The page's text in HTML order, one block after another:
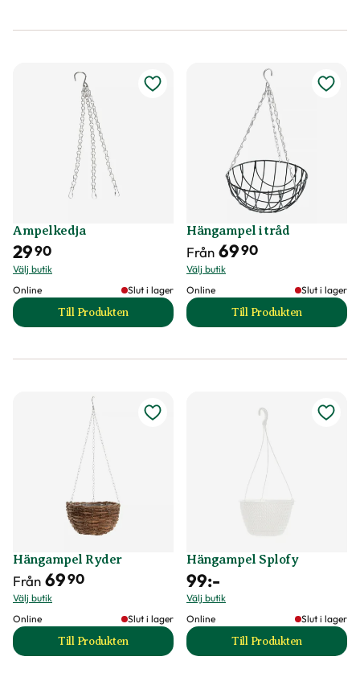
Ampelkedja
2990
Välj butik
Online
Slut i lager
Till Produkten
till Ampelkedja produktsida
Hängampel i tråd
Från 6990
Välj butik
Online
Slut i lager
Till Produkten
till Hängampel i
Hängampel Ryder
Från 6990
Välj butik
Online
Slut i lager
Till Produkten
till Hängampel Ryder produktsida
Hängampel Splofy
99:-
Välj butik
Online
Slut i lager
Till Produkten
till Hängampel